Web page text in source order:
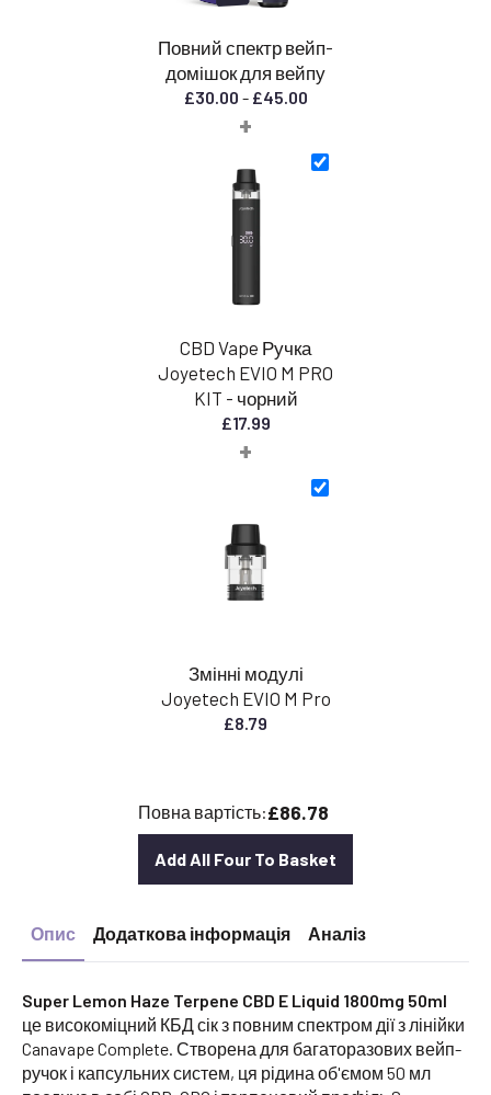
Повний спектр вейп-
домішок для вейпу
£30.00 - £45.00Діапазон
30,00
+
CBD Vape Ручка
Joyetech EVIO M PRO
KIT - чорний
£17.99
+
Змінні модулі
Joyetech EVIO M Pro
£8.79
Повна вартість:£86.78
Add All Four To Basket
Опис Додаткова інформація Аналіз
Super Lemon Haze Terpene CBD E Liquid 1800mg 50ml
це високоміцний КБД сік з повним спектром дії з лінійки
Canavape Complete. Створена для багаторазових вейп-
ручок і капсульних систем, ця рідина об'ємом 50 мл